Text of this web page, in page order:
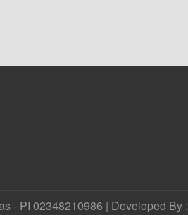
- PI 02348210986 | Developed By :